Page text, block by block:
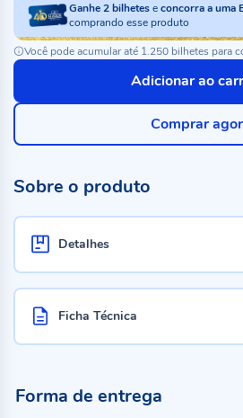
Ganhe2bilheteseconcorra a uma
comprando esse produto
Você pode acumular até 1.250 bilhetes para
Adicionar ao
Comprar
Sobre o produto
Detalhes
Ficha Técnica
Forma de entrega